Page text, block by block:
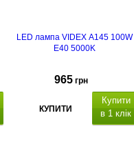
LED лампа VIDEX A145 100W
E40 5000K
965 грн
КУПИТИ
Купити
в 1 клік